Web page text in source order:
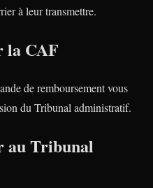
à leur transmettre.
la CAF
de remboursement vous
du Tribunal administratif.
au Tribunal